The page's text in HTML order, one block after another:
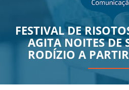
FESTIVAL DE
AGITA NOITES DE
RODÍZIO A